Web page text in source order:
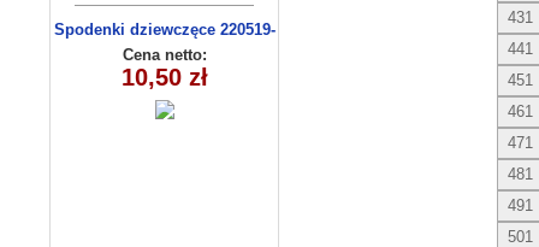
Spodenki dziewczęce 220519-
4 (13-16)
Cena netto:
10,50 zł
431
441
451
461
471
481
491
501